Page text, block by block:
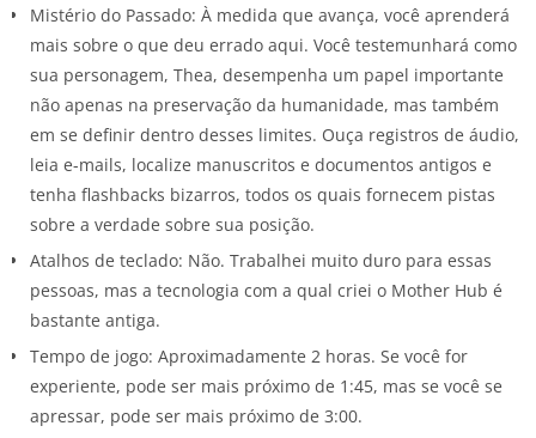
Mistério do Passado: À medida que avança, você aprenderá
mais sobre o que deu errado aqui. Você testemunhará como
sua personagem, Thea, desempenha um papel importante
não apenas na preservação da humanidade, mas também
em se definir dentro desses limites. Ouça registros de áudio,
leia e-mails, localize manuscritos e documentos antigos e
tenha flashbacks bizarros, todos os quais fornecem pistas
sobre a verdade sobre sua posição.
Atalhos de teclado: Não. Trabalhei muito duro para essas
pessoas, mas a tecnologia com a qual criei o Mother Hub é
bastante antiga.
Tempo de jogo: Aproximadamente 2 horas. Se você for
experiente, pode ser mais próximo de 1:45, mas se você se
apressar, pode ser mais próximo de 3:00.